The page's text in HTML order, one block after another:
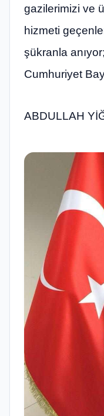
gazilerimizi ve
hizmeti
şükranla
Cumhuriyet
ABDULLAH